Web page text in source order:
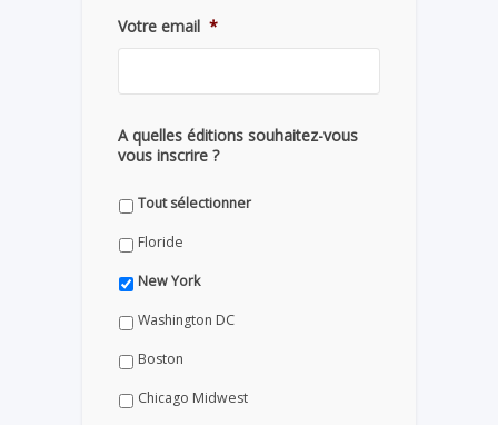
Votre email *
A quelles éditions souhaitez-vous
vous inscrire ?
Tout sélectionner
Floride
New York
Washington DC
Boston
Chicago Midwest